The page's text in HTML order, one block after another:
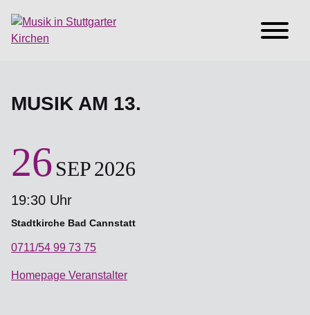
MUSIK AM 13.
26 SEP2026
19:30 Uhr
Stadtkirche Bad Cannstatt
0711/54 99 73 75
Homepage Veranstalter